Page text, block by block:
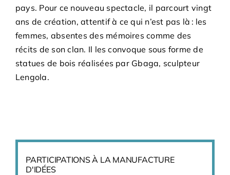
pays. Pour ce nouveau spectacle, il parcourt vingt
ans de création, attentif à ce qui n’est pas là : les
femmes, absentes des mémoires comme des
récits de son clan. Il les convoque sous forme de
statues de bois réalisées par Gbaga, sculpteur
Lengola.
PARTICIPATIONS À LA MANUFACTURE
D'IDÉES